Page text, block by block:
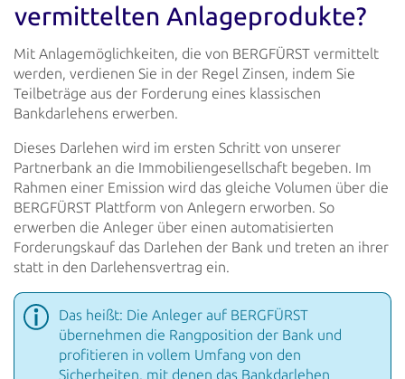
vermittelten Anlageprodukte?
Mit Anlagemöglichkeiten, die von BERGFÜRST vermittelt
werden, verdienen Sie in der Regel Zinsen, indem Sie
Teilbeträge aus der Forderung eines klassischen
Bankdarlehens erwerben.
Dieses Darlehen wird im ersten Schritt von unserer
Partnerbank an die Immobiliengesellschaft begeben. Im
Rahmen einer Emission wird das gleiche Volumen über die
BERGFÜRST Plattform von Anlegern erworben. So
erwerben die Anleger über einen automatisierten
Forderungskauf das Darlehen der Bank und treten an ihrer
statt in den Darlehensvertrag ein.
Das heißt: Die Anleger auf BERGFÜRST
übernehmen die Rangposition der Bank und
profitieren in vollem Umfang von den
Sicherheiten, mit denen das Bankdarlehen